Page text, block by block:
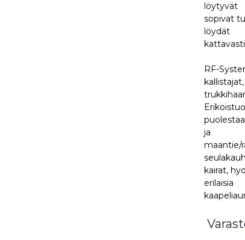
löytyvät
sopivat
löydät
RF-
kallistajat,
ja
maantie/
kairat,
erilaisia